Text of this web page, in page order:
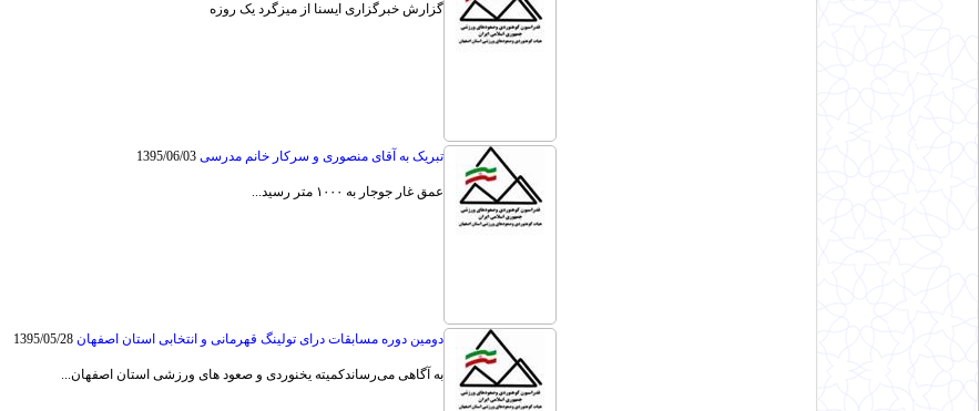
گزارش خبرگزاری ایسنا از میزگرد یک روزه
تبریک به آقای منصوری و سرکار خانم مدرسی 1395/06/03
عمق غار جوجار به ۱۰۰۰ متر رسید...
دومین دوره مسابقات درای تولینگ قهرمانی و انتخابی استان اصفهان 1395/05/28
به آگاهی می‌رساندکمیته یخنوردی و صعود های ورزشی استان اصفهان...